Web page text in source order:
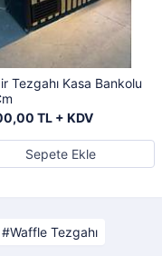
Tezgahı Kasa Bankolu
TL + KDV
Sepete Ekle
Waffle Tezgahı